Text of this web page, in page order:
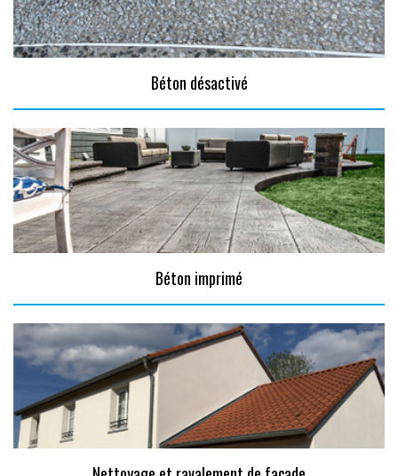
Béton désactivé
Béton imprimé